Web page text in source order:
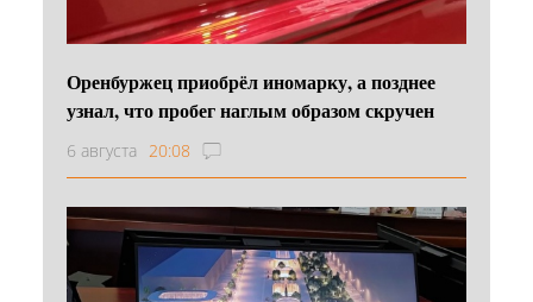
Оренбуржец приобрёл иномарку, а позднее
узнал, что пробег наглым образом скручен
6 августа 20:08